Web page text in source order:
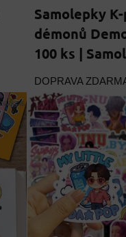
Samolepky
démonů
100 ks |
DOPRAVA